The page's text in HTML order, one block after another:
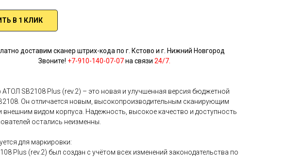
В 1 КЛИК
доставим сканер штрих-кода по г. Кстово и г. Нижний Новгород
Звоните! +7-910-140-07-07на связи 24/7.
АТОЛ SB2108 Plus (rev.2) – это новая и улучшенная версия бюджетной
Он отличается новым, высокопроизводительным сканирующим
внешним видом корпуса. Надежность, высокое качество и доступность
остались неизменны.
для маркировки:
Plus (rev.2) был создан с учётом всех изменений законодательства по